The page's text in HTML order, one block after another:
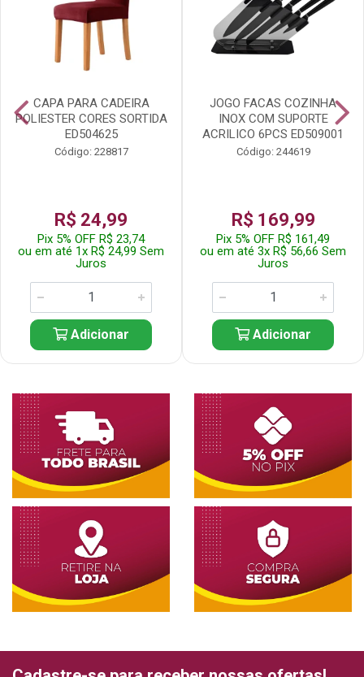
CAPA PARA CADEIRA
POLIESTER CORES SORTIDA
ED504625
Código: 228817
R$ 24,99
Pix 5% OFF R$ 23,74
ou em até 1x R$ 24,99 Sem
Juros
Adicionar
JOGO FACAS COZINHA
INOX COM SUPORTE
ACRILICO 6PCS ED509001
Código: 244619
R$ 169,99
Pix 5% OFF R$ 161,49
ou em até 3x R$ 56,66 Sem
Juros
Adicionar